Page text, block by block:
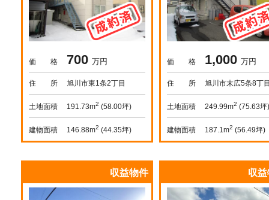
価 格 700 万円
住 所 旭川市東1条2丁目
土地面積 191.73m2 (58.00坪)
建物面積 146.88m2 (44.35坪)
価 格 1,000 万円
住 所 旭川市末広5条8丁
土地面積 249.99m2 (75.63坪)
建物面積 187.1m2 (56.49坪)
収益物件 収